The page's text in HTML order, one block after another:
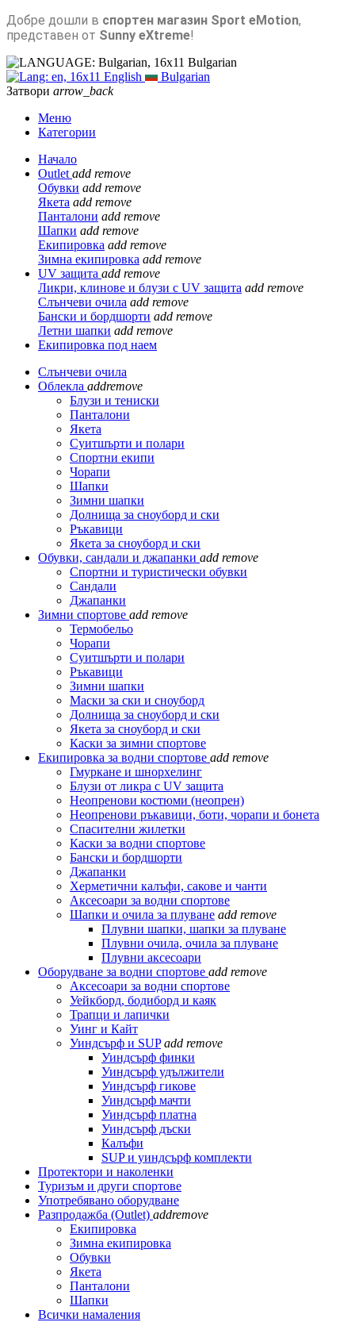
Добре дошли в спортен магазин Sport eMotion,
представен от Sunny eXtreme!
Bulgarian
English
Bulgarian
Затвори arrow_back
Меню
Категории
Начало
Outlet add remove
Обувки add remove
Якета add remove
Панталони add remove
Шапки add remove
Екипировка add remove
Зимна екипировка add remove
UV защита add remove
Ликри, клинове и блузи с UV защита add remove
Слънчеви очила add remove
Бански и бордшорти add remove
Летни шапки add remove
Екипировка под наем
Слънчеви очила
Облекла addremove
Блузи и тениски
Панталони
Якета
Суитшърти и полари
Спортни екипи
Чорапи
Шапки
Зимни шапки
Долнища за сноуборд и ски
Ръкавици
Якета за сноуборд и ски
Обувки, сандали и джапанки add remove
Спортни и туристически обувки
Сандали
Джапанки
Зимни спортове add remove
Термобельо
Чорапи
Суитшърти и полари
Ръкавици
Зимни шапки
Маски за ски и сноуборд
Долнища за сноуборд и ски
Якета за сноуборд и ски
Каски за зимни спортове
Екипировка за водни спортове add remove
Гмуркане и шнорхелинг
Блузи от ликра с UV защита
Неопренови костюми (неопрен)
Неопренови ръкавици, боти, чорапи и бонета
Спасителни жилетки
Каски за водни спортове
Бански и бордшорти
Джапанки
Херметични калъфи, сакове и чанти
Аксесоари за водни спортове
Шапки и очила за плуване add remove
Плувни шапки, шапки за плуване
Плувни очила, очила за плуване
Плувни аксесоари
Оборудване за водни спортове add remove
Аксесоари за водни спортове
Уейкборд, бодиборд и каяк
Трапци и лапички
Уинг и Кайт
Уиндсърф и SUP add remove
Уиндсърф финки
Уиндсърф удължители
Уиндсърф гикове
Уиндсърф мачти
Уиндсърф платна
Уиндсърф дъски
Калъфи
SUP и уиндсърф комплекти
Протектори и наколенки
Туризъм и други спортове
Употребявано оборудване
Разпродажба (Outlet) addremove
Екипировка
Зимна екипировка
Обувки
Якета
Панталони
Шапки
Всички намаления